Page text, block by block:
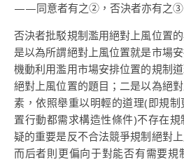
——同意者有之②，否決者亦有之③
否決者批駁規制濫用絕對上風位置
是以為所謂絕對上風位置就是市場
機動利用濫用市場安排位置的規制
絕對上風位置的題目；二是以為絕
素，依照舉重以明輕的道理(即規
置行動都需求構造性條件)不存在
疑的重要是反不合法競爭規制絕對
而后者則更偏向于對能否有需要規